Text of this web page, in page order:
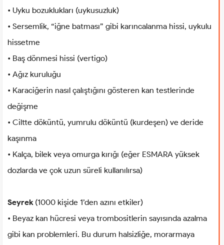
• Uyku bozuklukları (uykusuzluk)
• Sersemlik, “iğne batması” gibi karıncalanma hissi, uykulu
hissetme
• Baş dönmesi hissi (vertigo)
• Ağız kuruluğu
• Karaciğerin nasıl çalıştığını gösteren kan testlerinde
değişme
• Ciltte döküntü, yumrulu döküntü (kurdeşen) ve deride
kaşınma
• Kalça, bilek veya omurga kırığı (eğer ESMARA yüksek
dozlarda ve çok uzun süreli kullanılırsa)
Seyrek(1000 kişide 1’den azını etkiler)
• Beyaz kan hücresi veya trombositlerin sayısında azalma
gibi kan problemleri. Bu durum halsizliğe, morarmaya